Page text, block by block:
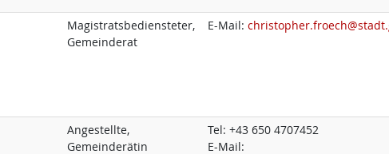
Magistratsbediensteter,
Gemeinderat
E-Mail:
Angestellte,
Gemeinderätin
Tel:+43 650 4707452
E-Mail: